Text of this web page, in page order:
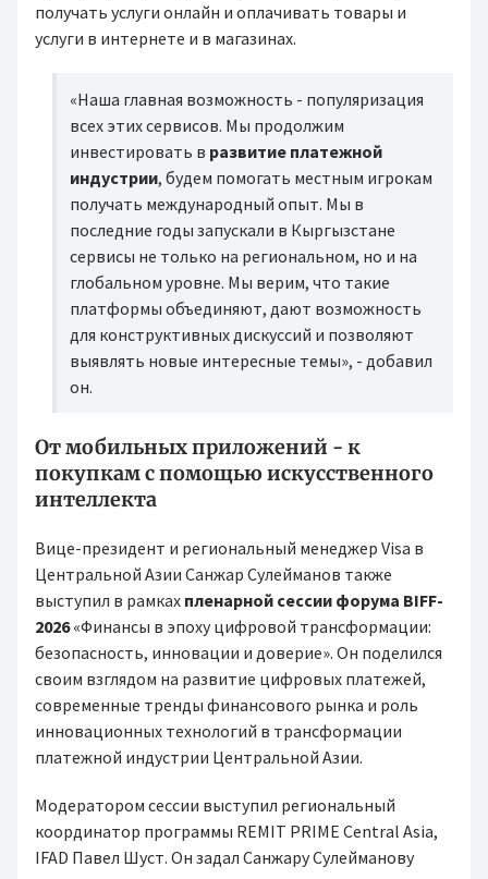
получать услуги онлайн и оплачивать товары и
услуги в интернете и в магазинах.
«Наша главная возможность - популяризация
всех этих сервисов. Мы продолжим
инвестировать в развитие платежной
индустрии, будем помогать местным игрокам
получать международный опыт. Мы в
последние годы запускали в Кыргызстане
сервисы не только на региональном, но и на
глобальном уровне. Мы верим, что такие
платформы объединяют, дают возможность
для конструктивных дискуссий и позволяют
выявлять новые интересные темы», - добавил
он.
От мобильных приложений - к
покупкам с помощью искусственного
интеллекта
Вице-президент и региональный менеджер Visa в
Центральной Азии Санжар Сулейманов также
выступил в рамках пленарной сессии форума BIFF-
2026«Финансы в эпоху цифровой трансформации:
безопасность, инновации и доверие». Он поделился
своим взглядом на развитие цифровых платежей,
современные тренды финансового рынка и роль
инновационных технологий в трансформации
платежной индустрии Центральной Азии.
Модератором сессии выступил региональный
координатор программы REMIT PRIME Central Asia,
IFAD Павел Шуст. Он задал Санжару Сулейманову